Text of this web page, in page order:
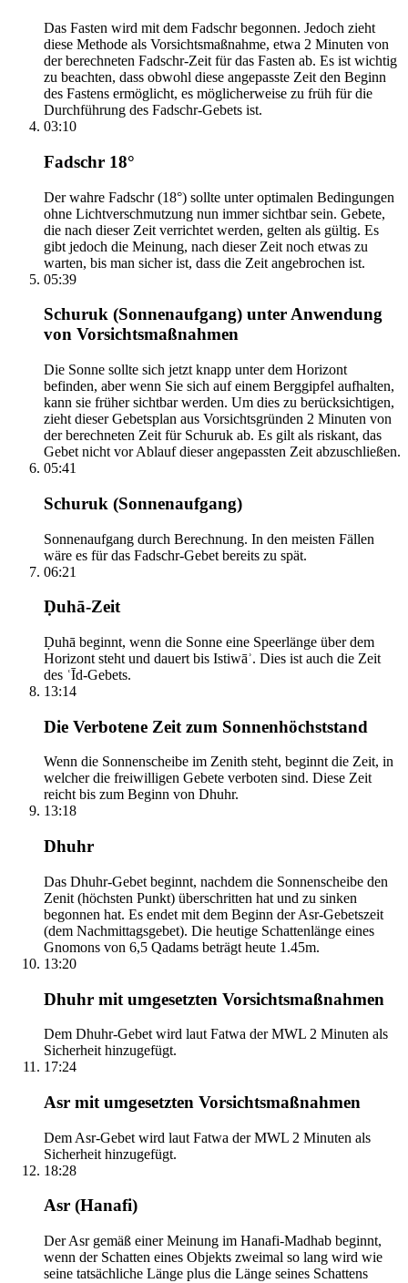
Das Fasten wird mit dem Fadschr begonnen. Jedoch zieht
diese Methode als Vorsichtsmaßnahme, etwa 2 Minuten von
der berechneten Fadschr-Zeit für das Fasten ab. Es ist wichtig
zu beachten, dass obwohl diese angepasste Zeit den Beginn
des Fastens ermöglicht, es möglicherweise zu früh für die
Durchführung des Fadschr-Gebets ist.
03:10
Fadschr 18°
Der wahre Fadschr (18°) sollte unter optimalen Bedingungen
ohne Lichtverschmutzung nun immer sichtbar sein. Gebete,
die nach dieser Zeit verrichtet werden, gelten als gültig. Es
gibt jedoch die Meinung, nach dieser Zeit noch etwas zu
warten, bis man sicher ist, dass die Zeit angebrochen ist.
05:39
Schuruk (Sonnenaufgang) unter Anwendung
von Vorsichtsmaßnahmen
Die Sonne sollte sich jetzt knapp unter dem Horizont
befinden, aber wenn Sie sich auf einem Berggipfel aufhalten,
kann sie früher sichtbar werden. Um dies zu berücksichtigen,
zieht dieser Gebetsplan aus Vorsichtsgründen 2 Minuten von
der berechneten Zeit für Schuruk ab. Es gilt als riskant, das
Gebet nicht vor Ablauf dieser angepassten Zeit abzuschließen.
05:41
Schuruk (Sonnenaufgang)
Sonnenaufgang durch Berechnung. In den meisten Fällen
wäre es für das Fadschr-Gebet bereits zu spät.
06:21
Ḍuhā-Zeit
Ḍuhā beginnt, wenn die Sonne eine Speerlänge über dem
Horizont steht und dauert bis Istiwāʾ. Dies ist auch die Zeit
des ʿĪd-Gebets.
13:14
Die Verbotene Zeit zum Sonnenhöchststand
Wenn die Sonnenscheibe im Zenith steht, beginnt die Zeit, in
welcher die freiwilligen Gebete verboten sind. Diese Zeit
reicht bis zum Beginn von Dhuhr.
13:18
Dhuhr
Das Dhuhr-Gebet beginnt, nachdem die Sonnenscheibe den
Zenit (höchsten Punkt) überschritten hat und zu sinken
begonnen hat. Es endet mit dem Beginn der Asr-Gebetszeit
(dem Nachmittagsgebet). Die heutige Schattenlänge eines
Gnomons von 6,5 Qadams beträgt heute 1.45m.
13:20
Dhuhr mit umgesetzten Vorsichtsmaßnahmen
Dem Dhuhr-Gebet wird laut Fatwa der MWL 2 Minuten als
Sicherheit hinzugefügt.
17:24
Asr mit umgesetzten Vorsichtsmaßnahmen
Dem Asr-Gebet wird laut Fatwa der MWL 2 Minuten als
Sicherheit hinzugefügt.
18:28
Asr (Hanafi)
Der Asr gemäß einer Meinung im Hanafi-Madhab beginnt,
wenn der Schatten eines Objekts zweimal so lang wird wie
seine tatsächliche Länge plus die Länge seines Schattens